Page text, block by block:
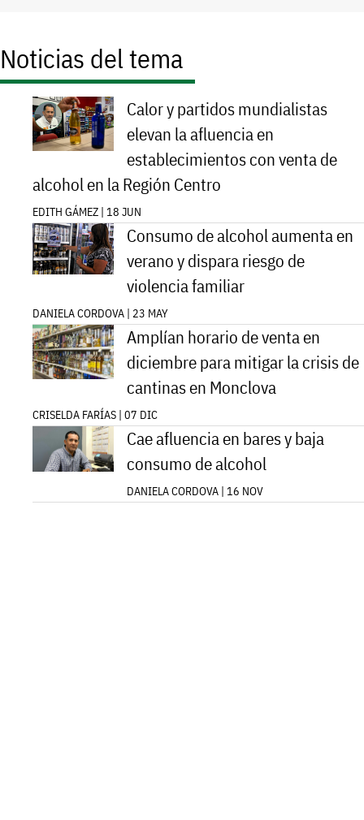
Noticias del tema
Calor y partidos mundialistas
elevan la afluencia en
establecimientos con venta de
alcohol en la Región Centro
EDITH GÁMEZ | 18 JUN
Consumo de alcohol aumenta en
verano y dispara riesgo de
violencia familiar
DANIELA CORDOVA | 23 MAY
Amplían horario de venta en
diciembre para mitigar la crisis de
cantinas en Monclova
CRISELDA FARÍAS | 07 DIC
Cae afluencia en bares y baja
consumo de alcohol
DANIELA CORDOVA | 16 NOV